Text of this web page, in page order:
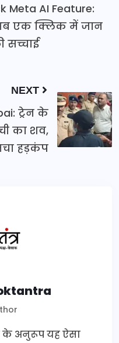
Meta AI Feature:
एक क्लिक में जान
NEXT
ट्रेन के
का शव,
हड़कंप
के अनुरूप यह ऐसा